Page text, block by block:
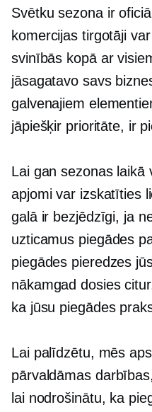
Svētku sezona ir
komercijas tirgotāji
svinībās kopā ar
jāsagatavo savs
galvenajiem
jāpiešķir prioritāte, ir
Lai gan sezonas laikā
apjomi var izskatīties
galā ir bezjēdzīgi, ja
uzticamus piegādes
piegādes pieredzes
nākamgad dosies
ka jūsu piegādes
Lai palīdzētu, mēs
pārvaldāmas
lai nodrošinātu, ka